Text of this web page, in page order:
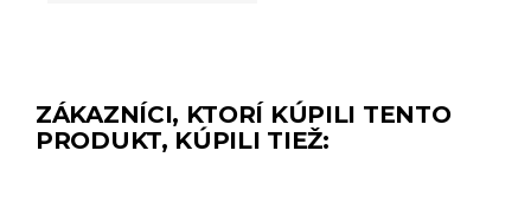
ZÁKAZNÍCI, KTORÍ KÚPILI TENTO
PRODUKT, KÚPILI TIEŽ: